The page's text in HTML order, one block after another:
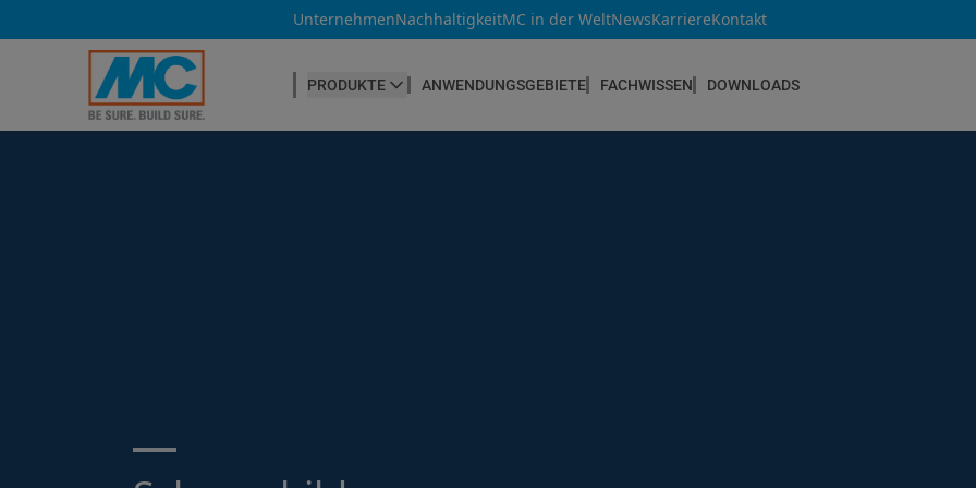
UnternehmenNachhaltigkeitMC in der WeltNewsKarriereKontakt
PRODUKTE ANWENDUNGSGEBIETE FACHWISSEN DOWNLOADS